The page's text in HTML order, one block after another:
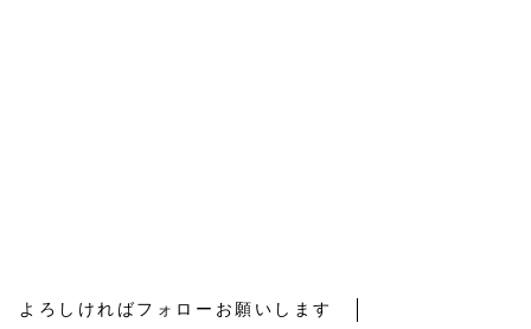
よろしければフォローお願いします